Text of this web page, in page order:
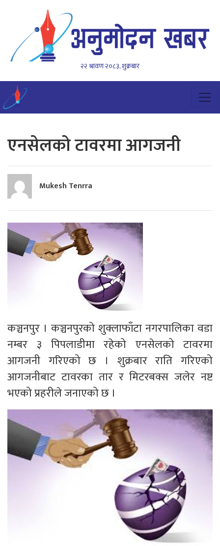
२२ श्रावण २०८३, शुक्रबार
एनसेलको टावरमा आगजनी
Mukesh Tenrra
कञ्चनपुर । कञ्चनपुरको शुक्लाफाँटा नगरपालिका वडा
नम्बर ३ पिपलाडीमा रहेको एनसेलको टावरमा
आगजनी गरिएको छ । शुक्रबार राति गरिएको
आगजनीबाट टावरका तार र मिटरबक्स जलेर नष्ट
भएको प्रहरीले जनाएको छ ।